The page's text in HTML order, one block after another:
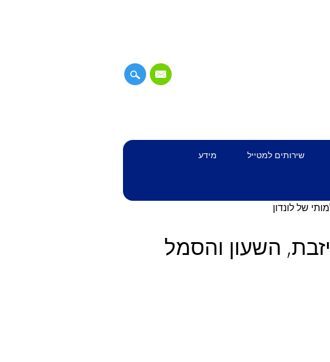
שירותים למטייל מידע
של לונדון
השעון והסמל